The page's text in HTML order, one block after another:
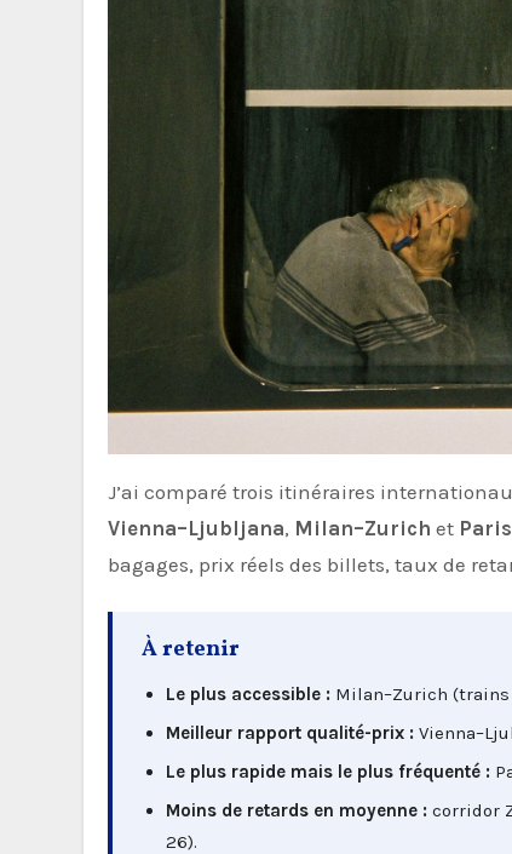
J’ai comparé trois itinéraires
Vienna–Ljubljana, Milan–Zurich et
bagages, prix réels des billets, taux de
À retenir
Le plus accessible : Milan–Zurich (trains
Meilleur rapport qualité-prix :
Le plus rapide mais le plus fréquenté :
Moins de retards en moyenne : corridor
26).